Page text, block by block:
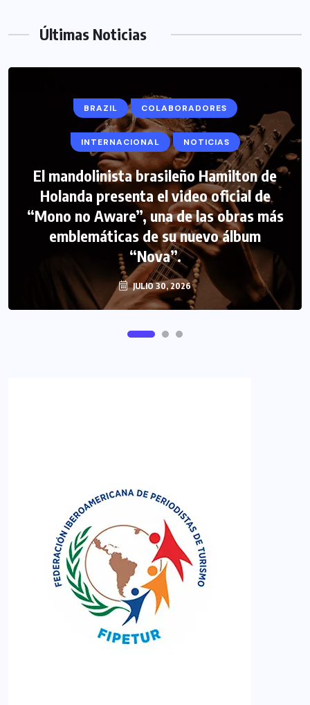
Últimas Noticias
BRAZIL COLABORADORES
INTERNACIONAL NOTICIAS
El mandolinista brasileño Hamilton de
Holanda presenta el video oficial de
“Mono no Aware”, una de las obras más
emblemáticas de su nuevo álbum
“Nova”.
JULIO 30, 2026